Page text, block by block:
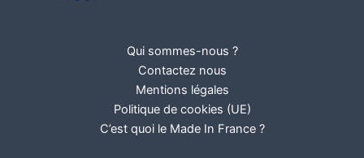
Qui sommes-nous ?
Contactez nous
Mentions légales
Politique de cookies (UE)
C’est quoi le Made In France ?